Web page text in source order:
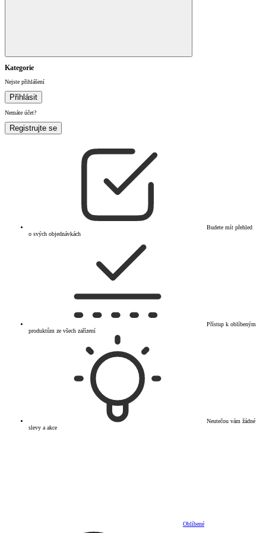
Kategorie
Nejste přihlášení
Přihlásit
Nemáte účet?
Registrujte se
Budete mít přehled
o svých objednávkách
Přístup k oblíbeným
produktům ze všech zařízení
Neutečou vám žádné
slevy a akce
Oblíbené